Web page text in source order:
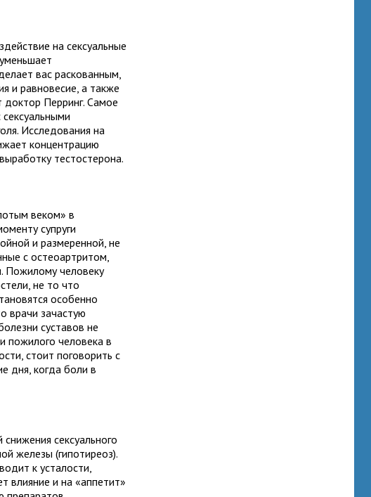
на сексуальные
вас раскованным,
и равновесие, а также
доктор Перринг. Самое
Исследования на
концентрацию
тестостерона.
веком» в
супруги
и размеренной, не
с остеоартритом,
Пожилому человеку
не то что
особенно
врачи зачастую
суставов не
пожилого человека в
стоит поговорить с
дня, когда боли в
сексуального
железы (гипотиреоз).
к усталости,
влияние и на «аппетит»